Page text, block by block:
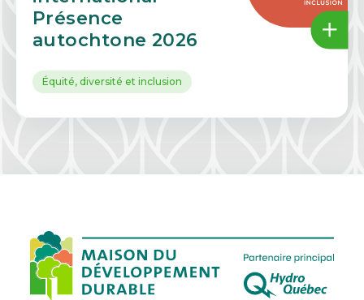
Présence
autochtone 2026
Équité, diversité et inclusion